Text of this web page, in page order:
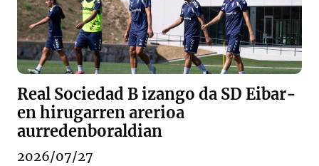
Real Sociedad B izango da SD Eibar-
en hirugarren arerioa
aurredenboraldian
2026/07/27